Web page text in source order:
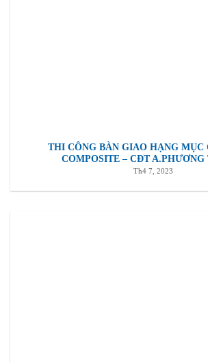
THI CÔNG BÀN GIAO HẠNG MỤC
COMPOSITE – CĐT
Th4 7, 2023